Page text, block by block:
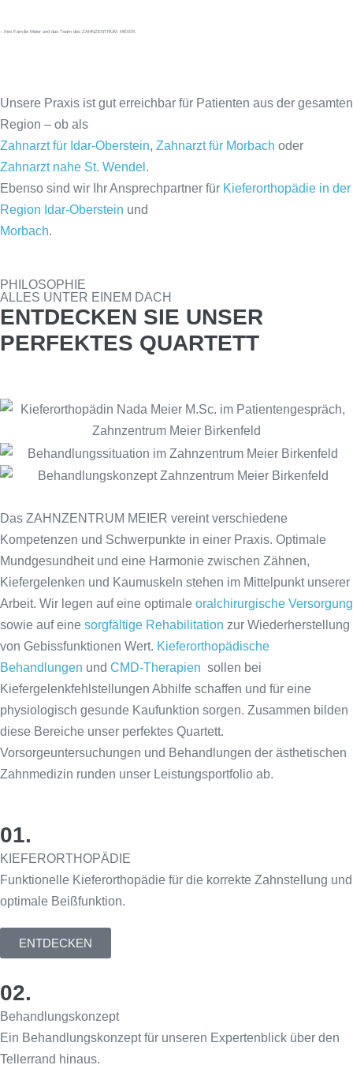
– Ihre Familie Meier und das Team des ZAHNZENTRUM MEIER.
Unsere Praxis ist gut erreichbar für Patienten aus der gesamten
Region – ob als
Zahnarzt für Idar-Oberstein, Zahnarzt für Morbach oder
Zahnarzt nahe St. Wendel .
Ebenso sind wir Ihr Ansprechpartner für Kieferorthopädie in der
Region Idar-Oberstein und
Morbach.
PHILOSOPHIE
ALLES UNTER EINEM DACH
ENTDECKEN SIE UNSER
PERFEKTES QUARTETT
Das ZAHNZENTRUM MEIER vereint verschiedene
Kompetenzen und Schwerpunkte in einer Praxis. Optimale
Mundgesundheit und eine Harmonie zwischen Zähnen,
Kiefergelenken und Kaumuskeln stehen im Mittelpunkt unserer
Arbeit. Wir legen auf eine optimale oralchirurgische Versorgung
sowie auf eine sorgfältige Rehabilitation zur Wiederherstellung
von Gebissfunktionen Wert. Kieferorthopädische
Behandlungen und CMD-Therapien sollen bei
Kiefergelenkfehlstellungen Abhilfe schaffen und für eine
physiologisch gesunde Kaufunktion sorgen. Zusammen bilden
diese Bereiche unser perfektes Quartett.
Vorsorgeuntersuchungen und Behandlungen der ästhetischen
Zahnmedizin runden unser Leistungsportfolio ab.
01.
KIEFERORTHOPÄDIE
Funktionelle Kieferorthopädie für die korrekte Zahnstellung und
optimale Beißfunktion.
ENTDECKEN
02.
Behandlungskonzept
Ein Behandlungskonzept für unseren Expertenblick über den
Tellerrand hinaus.